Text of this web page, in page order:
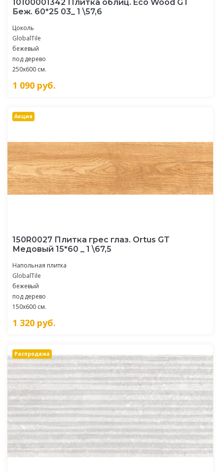
10100001342 Плитка облиц. Eco Wood GT
Беж. 60*25 03_ 1 \57,6
Цоколь
GlobalTile
бежевый
под дерево
250x600 см.
1 090 руб.
Акция
150R0027 Плитка грес глаз. Ortus GT
Медовый 15*60 _ 1 \67,5
Напольная плитка
GlobalTile
бежевый
под дерево
150x600 см.
1 320 руб.
Распродажа